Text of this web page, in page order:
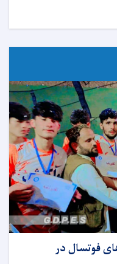
فوتسال در